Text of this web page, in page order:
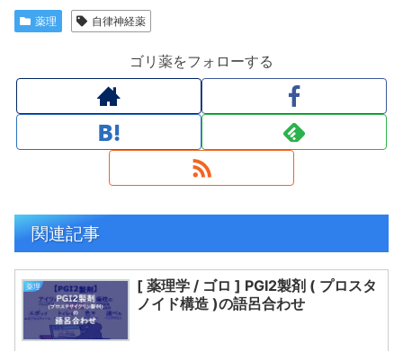
薬理 自律神経薬
ゴリ薬をフォローする
関連記事
薬理
[ 薬理学 / ゴロ ] PGI2製剤 ( プロスタ
ノイド構造 )の語呂合わせ